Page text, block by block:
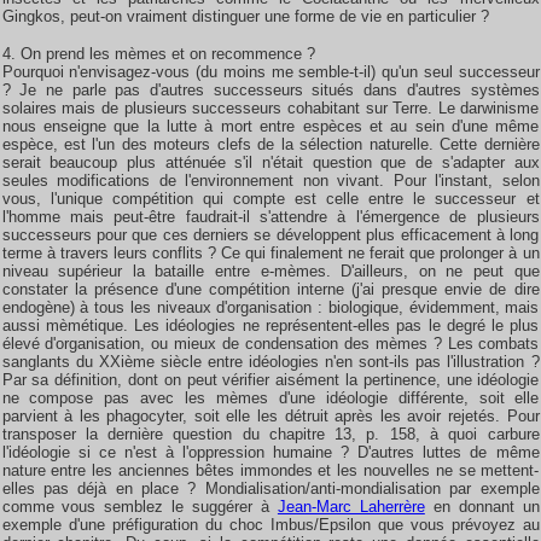
Gingkos, peut-on vraiment distinguer une forme de vie en particulier ?
4. On prend les mèmes et on recommence ?
Pourquoi n'envisagez-vous (du moins me semble-t-il) qu'un seul successeur
? Je ne parle pas d'autres successeurs situés dans d'autres systèmes
solaires mais de plusieurs successeurs cohabitant sur Terre. Le darwinisme
nous enseigne que la lutte à mort entre espèces et au sein d'une même
espèce, est l'un des moteurs clefs de la sélection naturelle. Cette dernière
serait beaucoup plus atténuée s'il n'était question que de s'adapter aux
seules modifications de l'environnement non vivant. Pour l'instant, selon
vous, l'unique compétition qui compte est celle entre le successeur et
l'homme mais peut-être faudrait-il s'attendre à l'émergence de plusieurs
successeurs pour que ces derniers se développent plus efficacement à long
terme à travers leurs conflits ? Ce qui finalement ne ferait que prolonger à un
niveau supérieur la bataille entre e-mèmes. D'ailleurs, on ne peut que
constater la présence d'une compétition interne (j'ai presque envie de dire
endogène) à tous les niveaux d'organisation : biologique, évidemment, mais
aussi mèmétique. Les idéologies ne représentent-elles pas le degré le plus
élevé d'organisation, ou mieux de condensation des mèmes ? Les combats
sanglants du XXième siècle entre idéologies n'en sont-ils pas l'illustration ?
Par sa définition, dont on peut vérifier aisément la pertinence, une idéologie
ne compose pas avec les mèmes d'une idéologie différente, soit elle
parvient à les phagocyter, soit elle les détruit après les avoir rejetés. Pour
transposer la dernière question du chapitre 13, p. 158, à quoi carbure
l'idéologie si ce n'est à l'oppression humaine ? D'autres luttes de même
nature entre les anciennes bêtes immondes et les nouvelles ne se mettent-
elles pas déjà en place ? Mondialisation/anti-mondialisation par exemple
comme vous semblez le suggérer à Jean-Marc Laherrèreen donnant un
exemple d'une préfiguration du choc Imbus/Epsilon que vous prévoyez au